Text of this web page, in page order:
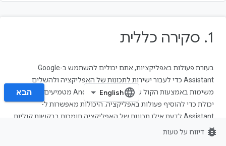
1.‏ סקירה כללית
בעזרת פעולות באפליקציות, אתם יכולים להשתמש ב-Google
Assistant כדי לעבור ישירות לתכונות של האפליקציה ולהשלים
משימות באמצעות הקול שלכם. מפתחי Android מטמיעים רכיבי
יכולת כדי להוסיף פעולות באפליקציה. היכולות מאפשרות ל-
Assistant לדעת אילו תכונות של האפליקציה תומכות בבקשות קוליות
של משתמשים, ואיך אתם רוצים שהבקשות האלה יתבצעו.
הבא‏
bug_report דיווח על טעות